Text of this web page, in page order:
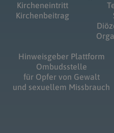
Kircheneintritt
Kirchenbeitrag
Hinweisgeber Plattform
Ombudsstelle
für Opfer von Gewalt
und sexuellem Missbrauch